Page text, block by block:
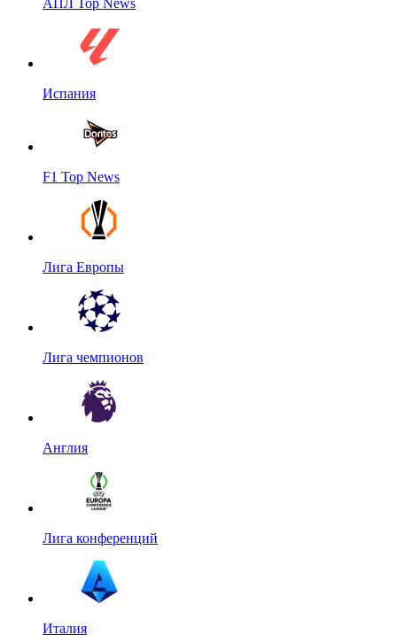
АПЛ Top News
Испания
F1 Top News
Лига Европы
Лига чемпионов
Англия
Лига конференций
Италия